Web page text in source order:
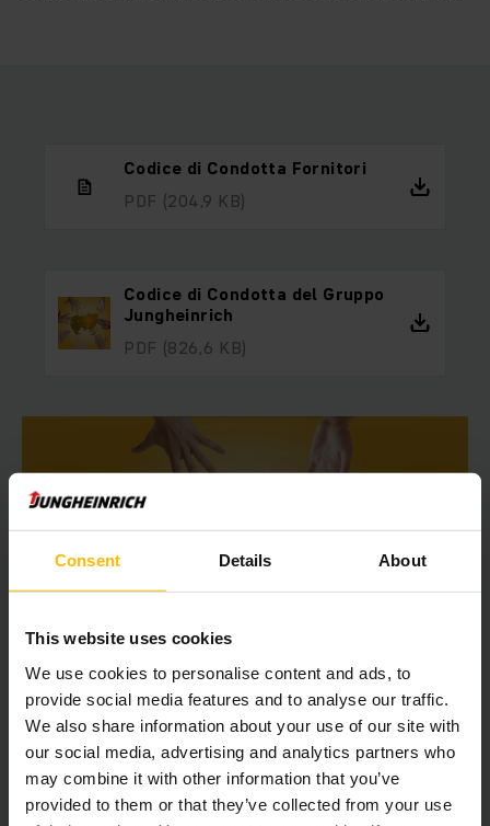
Consent Details About
This website uses cookies
We use cookies to personalise content and ads, to
provide social media features and to analyse our traffic.
We also share information about your use of our site with
our social media, advertising and analytics partners who
may combine it with other information that you’ve
provided to them or that they’ve collected from your use
Codice di Condotta Fornitori
PDF (204,9 KB)
Codice di Condotta del Gruppo
Jungheinrich
PDF (826,6 KB)
ASSUMERSI LA RESPONSABILITÀ
Codice dei Diritti Umani, Salute e
Sicurezza sul Lavoro